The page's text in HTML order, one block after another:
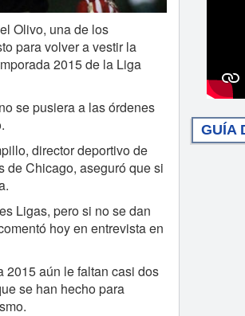
Olivo, una de los
para volver a vestir la
2015 de la Liga
se pusiera a las órdenes
director deportivo de
de Chicago, aseguró que si
Ligas, pero si no se dan
hoy en entrevista en
2015 aún le faltan casi dos
se han hecho para
GUÍA